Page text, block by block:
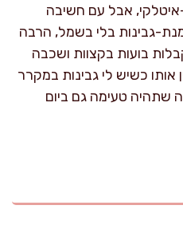
איטלקי, אבל עם חשיבה
גבינות בלי בשמל, הרבה
בועות בקצוות ושכבה
אותו כשיש לי גבינות במקרר
שתהיה טעימה גם ביום